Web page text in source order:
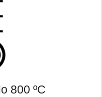
800 ºC